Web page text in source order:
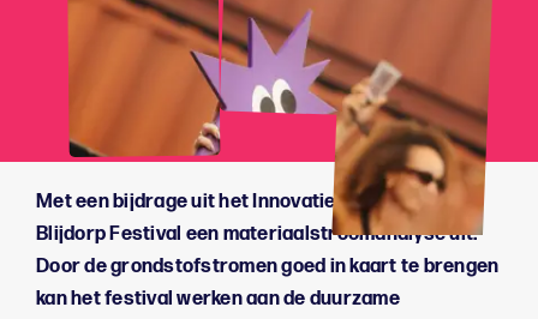
Met een bijdrage uit het Innovatiebudget voerde
Blijdorp Festival een materiaalstroomanalyse uit.
Door de grondstofstromen goed in kaart te brengen
kan het festival werken aan de duurzame